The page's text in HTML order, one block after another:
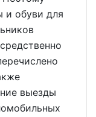
и обуви для
выезды